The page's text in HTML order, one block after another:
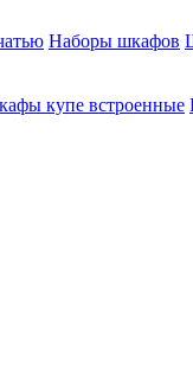
Наборы шкафов
купе встроенные